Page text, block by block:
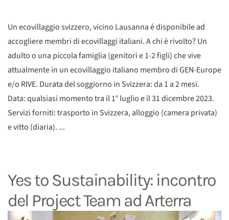
Un ecovillaggio svizzero, vicino Lausanna é disponibile ad
accogliere membri di ecovillaggi italiani. A chi è rivolto? Un
adulto o una piccola famiglia (genitori e 1-2 figli) che vive
attualmente in un ecovillaggio italiano membro di GEN-Europe
e/o RIVE. Durata del soggiorno in Svizzera: da 1 a 2 mesi.
Data: qualsiasi momento tra il 1° luglio e il 31 dicembre 2023.
Servizi forniti: trasporto in Svizzera, alloggio (camera privata)
e vitto (diaria). ...
Yes to Sustainability: incontro
del Project Team ad Arterra